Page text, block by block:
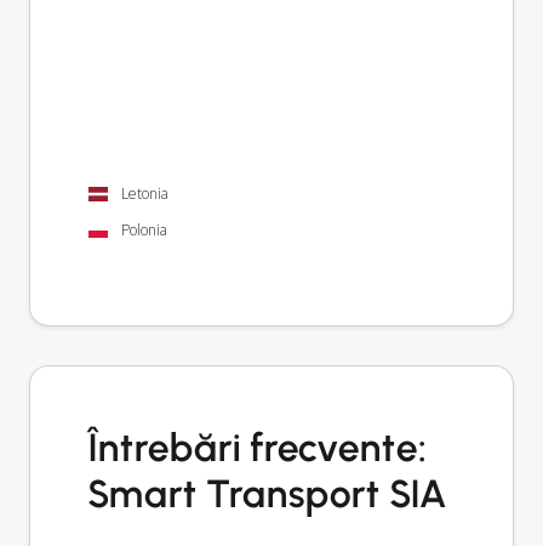
Letonia
Polonia
Întrebări frecvente:
Smart Transport SIA